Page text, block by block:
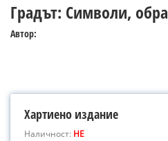
Градът: Символи,
Автор:
Хартиено издание
Наличност: НЕ